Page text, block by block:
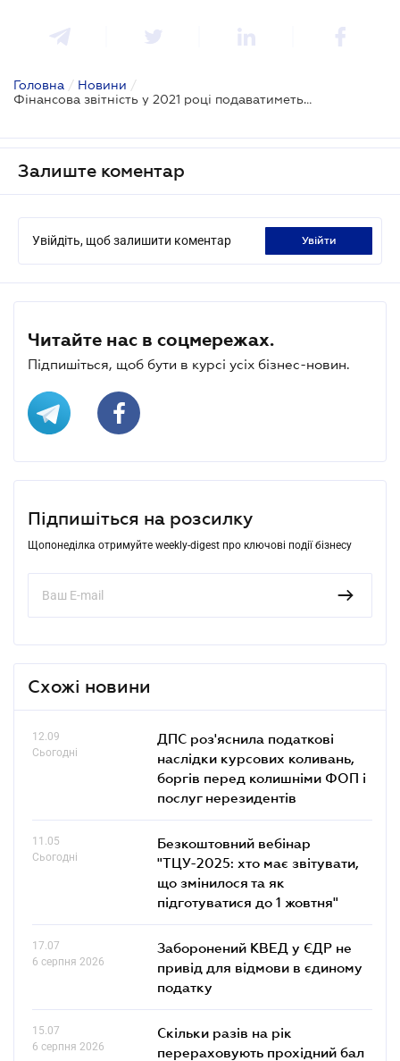
Головна / Новини /
Фінансова звітність у 2021 році подаватиметься разом з аудиторським звітом
Залиште коментар
Увійдіть, щоб залишити коментар увійти
Читайте нас в соцмережах.
Підпишіться, щоб бути в курсі усіх бізнес-новин.
Підпишіться на розсилку
Щопонеділка отримуйте weekly-digest про ключові події бізнесу
Схожі новини
12.09
Сьогодні
ДПС роз'яснила податкові
наслідки курсових коливань,
боргів перед колишніми ФОП і
послуг нерезидентів
11.05
Сьогодні
Безкоштовний вебінар
"ТЦУ-2025: хто має звітувати,
що змінилося та як
підготуватися до 1 жовтня"
17.07
6 серпня 2026
Заборонений КВЕД у ЄДР не
привід для відмови в єдиному
податку
15.07
6 серпня 2026
Скільки разів на рік
перераховують прохідний бал